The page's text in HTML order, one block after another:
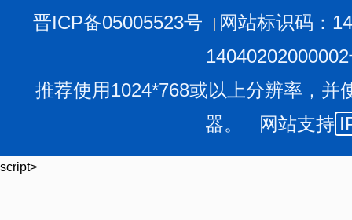
晋ICP备05005523号
网站标识码：
推荐使用1024*768或以上分辨率，并
器。 网站支持
script>